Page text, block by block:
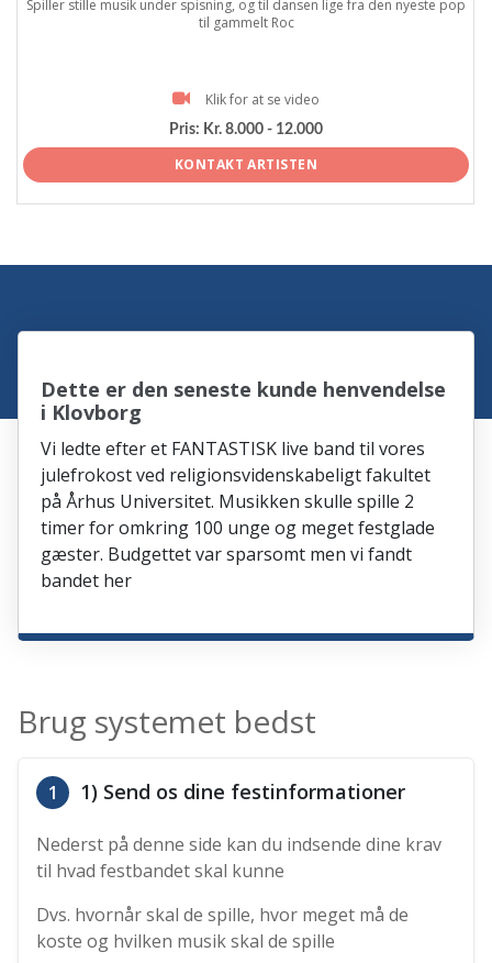
Spiller stille musik under spisning, og til dansen lige fra den nyeste pop
til gammelt Roc
Klik for at se video
Pris: Kr. 8.000 - 12.000
KONTAKT ARTISTEN
Dette er den seneste kunde henvendelse
i Klovborg
Vi ledte efter et FANTASTISK live band til vores
julefrokost ved religionsvidenskabeligt fakultet
på Århus Universitet. Musikken skulle spille 2
timer for omkring 100 unge og meget festglade
gæster. Budgettet var sparsomt men vi fandt
bandet her
Brug systemet bedst
1 1) Send os dine festinformationer
Nederst på denne side kan du indsende dine krav
til hvad festbandet skal kunne
Dvs. hvornår skal de spille, hvor meget må de
koste og hvilken musik skal de spille